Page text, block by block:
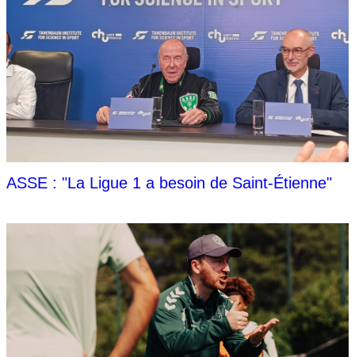
ASSE : "La Ligue 1 a besoin de Saint-Étienne"